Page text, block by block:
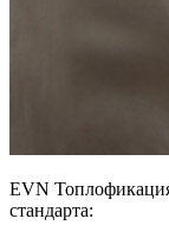
EVN
стандарта: